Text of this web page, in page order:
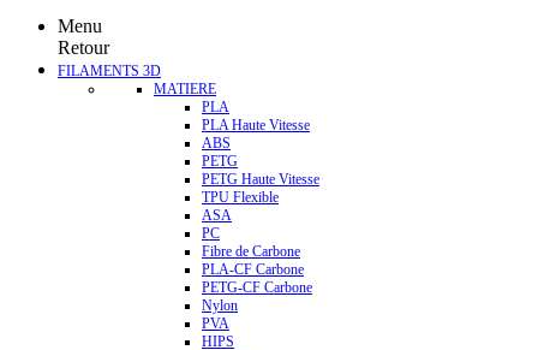
Menu
Retour
FILAMENTS 3D
MATIERE
PLA
PLA Haute Vitesse
ABS
PETG
PETG Haute Vitesse
TPU Flexible
ASA
PC
Fibre de Carbone
PLA-CF Carbone
PETG-CF Carbone
Nylon
PVA
HIPS